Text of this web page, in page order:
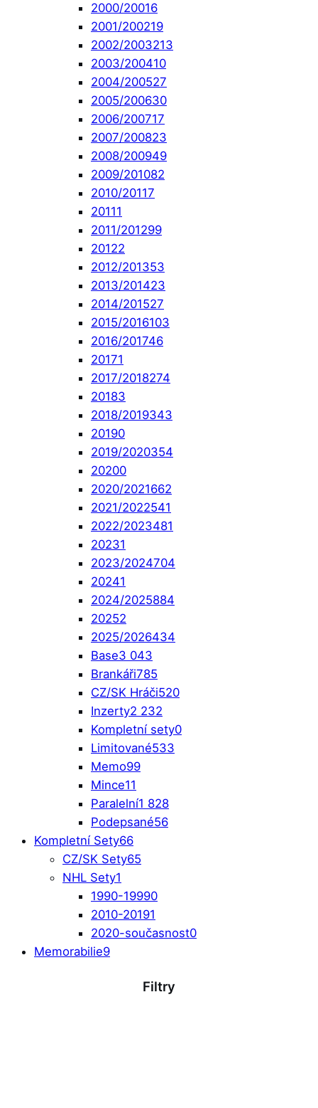
2000/20016
2001/200219
2002/2003213
2003/200410
2004/200527
2005/200630
2006/200717
2007/200823
2008/200949
2009/201082
2010/20117
20111
2011/201299
20122
2012/201353
2013/201423
2014/201527
2015/2016103
2016/201746
20171
2017/2018274
20183
2018/2019343
20190
2019/2020354
20200
2020/2021662
2021/2022541
2022/2023481
20231
2023/2024704
20241
2024/2025884
20252
2025/2026434
Base3 043
Brankáři785
CZ/SK Hráči520
Inzerty2 232
Kompletní sety0
Limitované533
Memo99
Mince11
Paralelní1 828
Podepsané56
Kompletní Sety66
CZ/SK Sety65
NHL Sety1
1990-19990
2010-20191
2020-současnost0
Memorabilie9
Filtry